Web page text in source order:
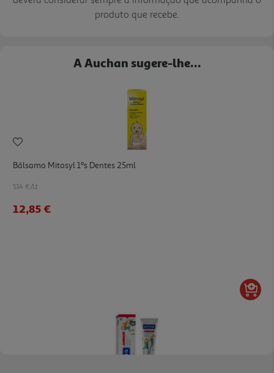
produto que recebe.
A Auchan sugere-lhe...
Bálsamo Mitosyl 1ºs Dentes 25ml
514 €/Lt
12,85 €